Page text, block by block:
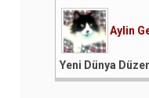
Aylin
Yeni Dünya